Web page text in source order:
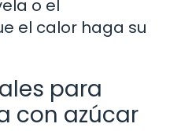
o el
el calor haga su
para
con azúcar